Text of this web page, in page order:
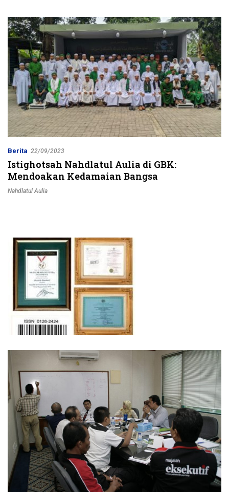
Berita 22/09/2023
Istighotsah Nahdlatul Aulia di GBK:
Mendoakan Kedamaian Bangsa
Nahdlatul Aulia